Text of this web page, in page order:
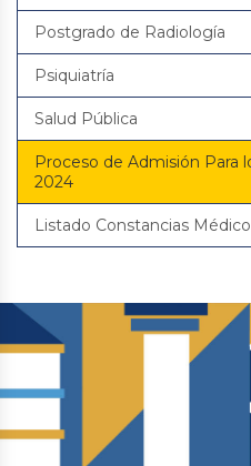
Postgrado de Radiología
Psiquiatría
Salud Pública
Proceso de Admisión Para
2024
Listado Constancias